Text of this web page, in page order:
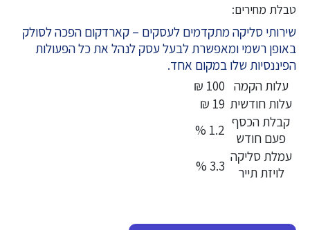
טבלת מחירים:
שירותי סליקה מתקדמים לעסקים – קארדקום הפכה לסולק
באופן רשמי ומאפשרת לבעל עסק לנהל את כל הפעולות
הפיננסיות שלו במקום אחד.
עלות הקמה
100 ₪
עלות חודשית 19 ₪
קבלת הכסף
פעם חודש
1.2 %
עמלת סליקה
לויזת תייר
3.3 %